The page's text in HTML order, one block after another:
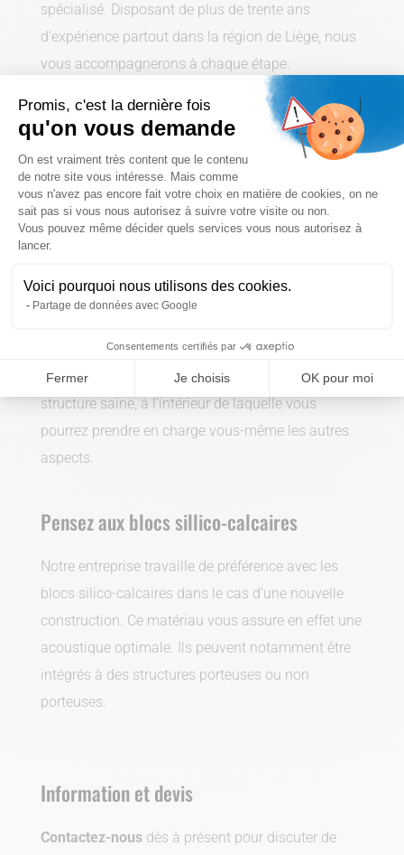
Promis, c'est la dernière fois
qu'on vous demande
Plateforme de Gestion du
On est vraiment très content que le contenu
de notre site vous intéresse. Mais comme
vous n'avez pas encore fait votre choix en matière de cookies, on ne
sait pas si vous nous autorisez à suivre votre visite ou non.
Vous pouvez même décider quels services vous nous autorisez à
lancer.
Voici pourquoi nous utilisons des cookies.
Partage de données avec Google
Consentements certifiés par
Fermer Je choisis OK pour moi
Axeptio consent
spécialisé. Disposant de plus de trente ans
d’expérience partout dans la région de Liège, nous
vous accompagnerons à chaque étape.
Gros œuvre fermé
Le gros œuvre fermé regroupe l’ensemble des
travaux permettant la construction des éléments
structurels. Il permet de faire réaliser par un
professionnel les aspects “sensibles” du bâtiment
tels que la dalle de sol, la charpente, les murs ou
Ces travaux vous permettent d’obtenir une
structure saine, à l’intérieur de laquelle vous
pourrez prendre en charge vous-même les autres
aspects.
Pensez aux blocs sillico-calcaires
Notre entreprise travaille de préférence avec les
blocs silico-calcaires dans le cas d’une nouvelle
construction. Ce matériau vous assure en effet une
acoustique optimale. Ils peuvent notamment être
intégrés à des structures porteuses ou non
porteuses.
Information et devis
Contactez-nousdès à présent pour discuter de